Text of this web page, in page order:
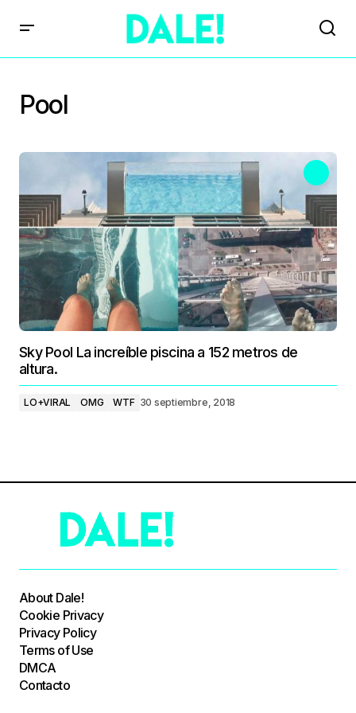
Pool
Sky Pool La increíble piscina a 152 metros de
altura.
LO+VIRAL OMG WTF 30 septiembre, 2018
About Dale!
Cookie Privacy
Privacy Policy
Terms of Use
DMCA
Contacto